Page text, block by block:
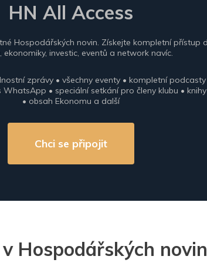
HN All Access
Hospodářských novin. Získejte kompletní přístup
ekonomiky, investic, eventů a network navíc.
zprávy • všechny eventy • kompletní
• speciální setkání pro členy klubu •
• obsah Ekonomu a další
Chci se připojit
Hospodářských